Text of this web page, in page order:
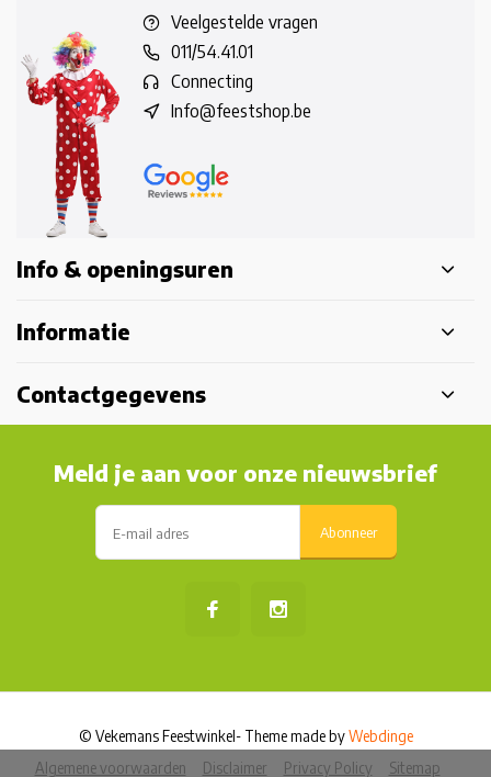
Veelgestelde vragen
011/54.41.01
Connecting
Info@feestshop.be
Info & openingsuren
Informatie
Contactgegevens
Meld je aan voor onze nieuwsbrief
Abonneer
Algemene voorwaarden Disclaimer Privacy Policy Sitemap
© Vekemans Feestwinkel- Theme made byWebdinge